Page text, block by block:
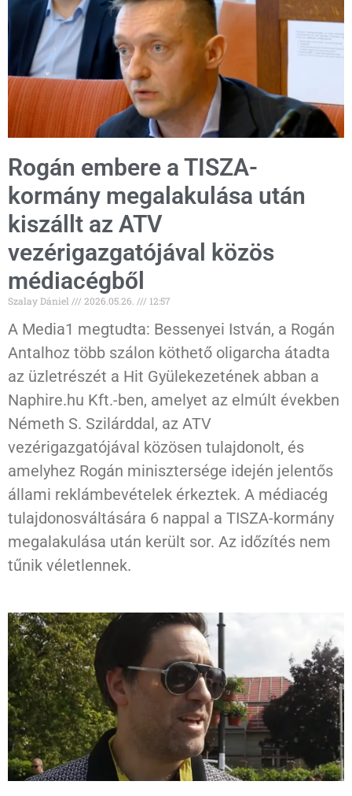
Rogán embere a TISZA-
kormány megalakulása után
kiszállt az ATV
vezérigazgatójával közös
médiacégből
Szalay Dániel 2026.05.26. 12:57
A Media1 megtudta: Bessenyei István, a Rogán
Antalhoz több szálon köthető oligarcha átadta
az üzletrészét a Hit Gyülekezetének abban a
Naphire.hu Kft.-ben, amelyet az elmúlt években
Németh S. Szilárddal, az ATV
vezérigazgatójával közösen tulajdonolt, és
amelyhez Rogán minisztersége idején jelentős
állami reklámbevételek érkeztek. A médiacég
tulajdonosváltására 6 nappal a TISZA-kormány
megalakulása után került sor. Az időzítés nem
tűnik véletlennek.